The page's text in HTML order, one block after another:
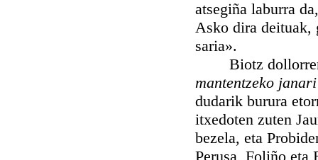
atsegiña laburra
Asko dira deituak,
saria».
Biotz dollorren
mantentzeko
dudarik burura
itxedoten zuten
bezela, eta
Perusa, Foliño eta